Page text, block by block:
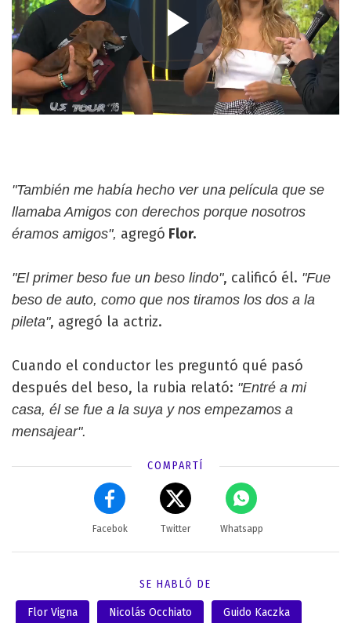
"También me había hecho ver una película que se
llamaba Amigos con derechos porque nosotros
éramos amigos", agregó Flor.
"El primer beso fue un beso lindo", calificó él. "Fue
beso de auto, como que nos tiramos los dos a la
pileta", agregó la actriz.
Cuando el conductor les preguntó qué pasó
después del beso, la rubia relató: "Entré a mi
casa, él se fue a la suya y nos empezamos a
mensajear".
COMPARTÍ
Facebok Twitter Whatsapp
SE HABLÓ DE
Flor Vigna Nicolás Occhiato Guido Kaczka